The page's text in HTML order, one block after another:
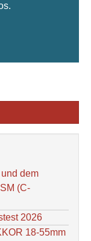
dem
(C-
2026
18-55mm